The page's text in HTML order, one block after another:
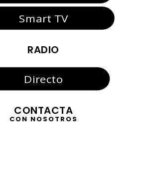
Smart TV
RADIO
Directo
CONTACTA
CON NOSOTROS